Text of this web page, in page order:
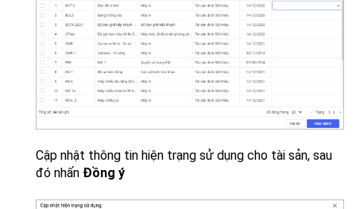
Cập nhật thông tin hiện trạng sử dụng cho tài sản, sau
đó nhấn Đồng ý